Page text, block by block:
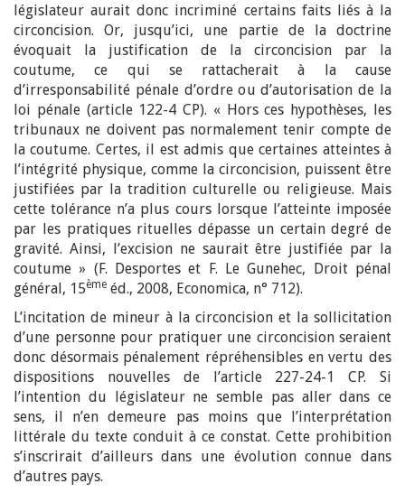
législateur aurait donc incriminé certains faits liés à la
circoncision. Or, jusqu’ici, une partie de la doctrine
évoquait la justification de la circoncision par la
coutume, ce qui se rattacherait à la cause
d’irresponsabilité pénale d’ordre ou d’autorisation de la
loi pénale (article 122-4 CP). « Hors ces hypothèses, les
tribunaux ne doivent pas normalement tenir compte de
la coutume. Certes, il est admis que certaines atteintes à
l’intégrité physique, comme la circoncision, puissent être
justifiées par la tradition culturelle ou religieuse. Mais
cette tolérance n’a plus cours lorsque l’atteinte imposée
par les pratiques rituelles dépasse un certain degré de
gravité. Ainsi, l’excision ne saurait être justifiée par la
coutume » (F. Desportes et F. Le Gunehec, Droit pénal
général, 15ème éd., 2008, Economica, n° 712).
L’incitation de mineur à la circoncision et la sollicitation
d’une personne pour pratiquer une circoncision seraient
donc désormais pénalement répréhensibles en vertu des
dispositions nouvelles de l’article 227-24-1 CP. Si
l’intention du législateur ne semble pas aller dans ce
sens, il n’en demeure pas moins que l’interprétation
littérale du texte conduit à ce constat. Cette prohibition
s’inscrirait d’ailleurs dans une évolution connue dans
d’autres pays.